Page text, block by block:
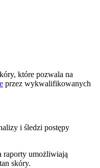
które pozwala na
przez wykwalifikowanych
i śledzi postępy
raporty umożliwiają
skóry.